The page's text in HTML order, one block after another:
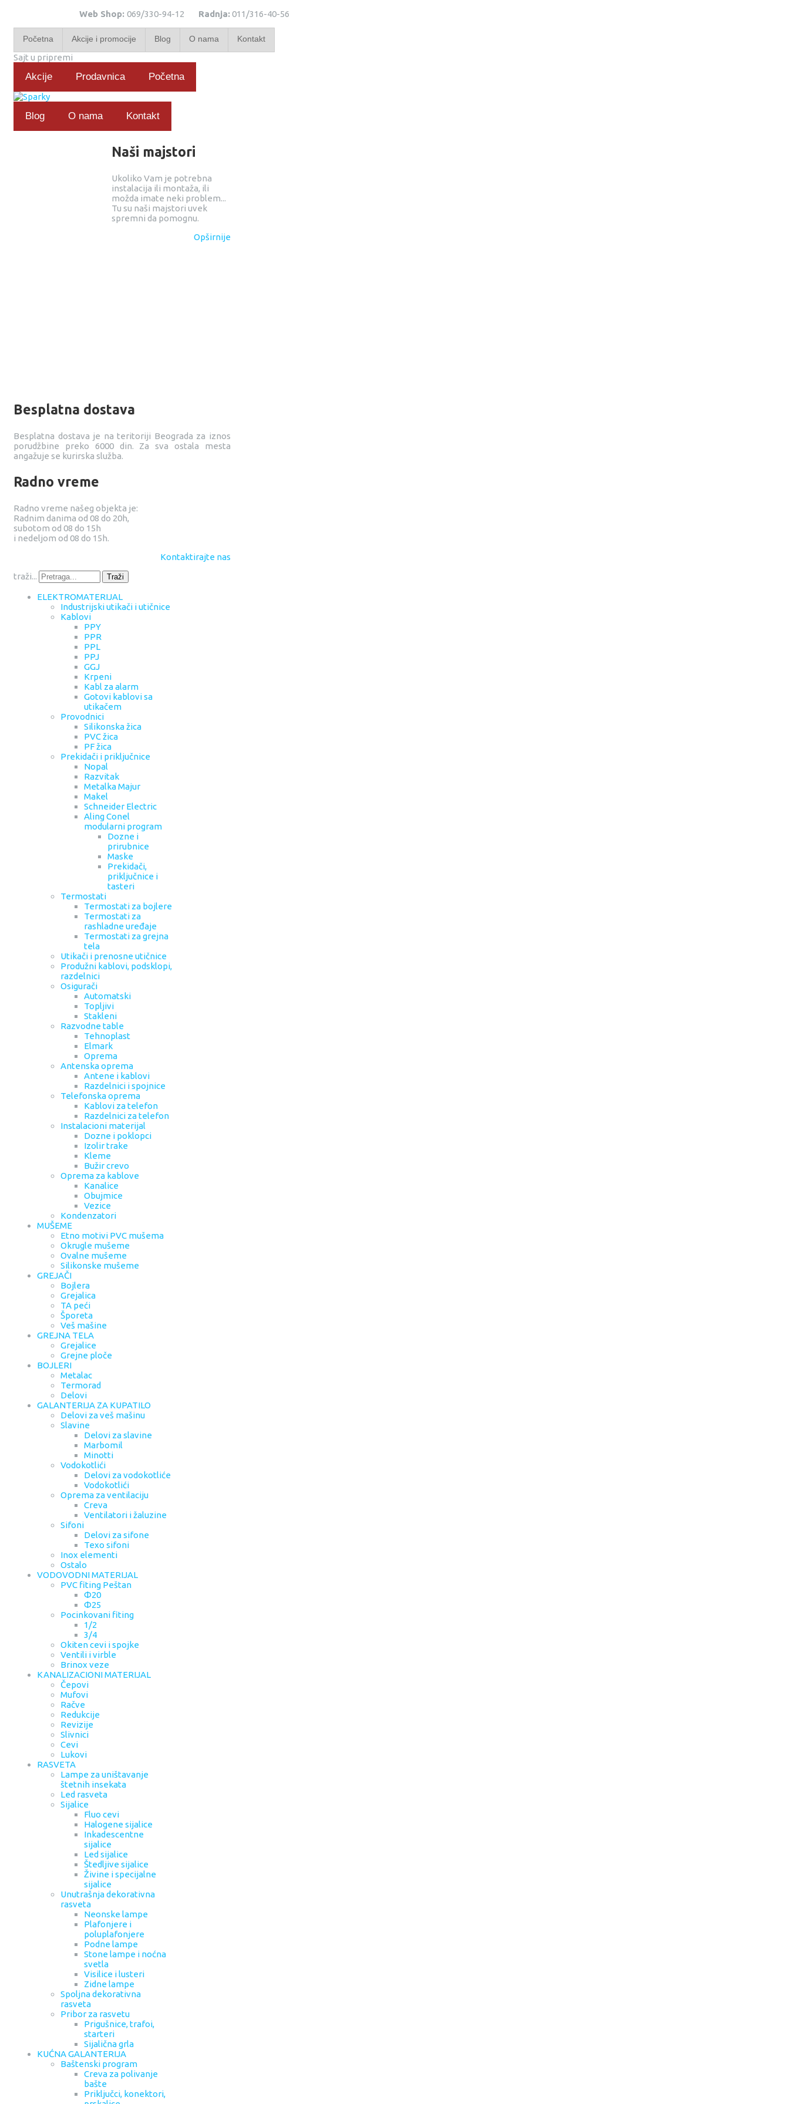
Web Shop: 069/330-94-12 Radnja:011/316-40-56
Početna Akcije i promocije Blog O nama Kontakt
Sajt u pripremi
Akcije Prodavnica Početna
Blog O nama Kontakt
Naši majstori
Ukoliko Vam je potrebna
instalacija ili montaža, ili
možda imate neki problem...
Tu su naši majstori uvek
spremni da pomognu.
Opširnije
Besplatna dostava
Besplatna dostava je na teritoriji Beograda za iznos
porudžbine preko 6000 din. Za sva ostala mesta
angažuje se kurirska služba.
Radno vreme
Radno vreme našeg objekta je:
Radnim danima od 08 do 20h,
subotom od 08 do 15h
i nedeljom od 08 do 15h.
Kontaktirajte nas
traži...
Traži
ELEKTROMATERIJAL
Industrijski utikači i utičnice
Kablovi
PPY
PPR
PPL
PPJ
GGJ
Krpeni
Kabl za alarm
Gotovi kablovi sa
utikačem
Provodnici
Silikonska žica
PVC žica
PF žica
Prekidači i priključnice
Nopal
Razvitak
Metalka Majur
Makel
Schneider Electric
Aling Conel
modularni program
Dozne i
prirubnice
Maske
Prekidači,
priključnice i
tasteri
Termostati
Termostati za bojlere
Termostati za
rashladne uređaje
Termostati za grejna
tela
Utikači i prenosne utičnice
Produžni kablovi, podsklopi,
razdelnici
Osigurači
Automatski
Topljivi
Stakleni
Razvodne table
Tehnoplast
Elmark
Oprema
Antenska oprema
Antene i kablovi
Razdelnici i spojnice
Telefonska oprema
Kablovi za telefon
Razdelnici za telefon
Instalacioni materijal
Dozne i poklopci
Izolir trake
Kleme
Bužir crevo
Oprema za kablove
Kanalice
Obujmice
Vezice
Kondenzatori
MUŠEME
Etno motivi PVC mušema
Okrugle mušeme
Ovalne mušeme
Silikonske mušeme
GREJAČI
Bojlera
Grejalica
TA peći
Šporeta
Veš mašine
GREJNA TELA
Grejalice
Grejne ploče
BOJLERI
Metalac
Termorad
Delovi
GALANTERIJA ZA KUPATILO
Delovi za veš mašinu
Slavine
Delovi za slavine
Marbomil
Minotti
Vodokotlići
Delovi za vodokotliće
Vodokotlići
Oprema za ventilaciju
Creva
Ventilatori i žaluzine
Sifoni
Delovi za sifone
Texo sifoni
Inox elementi
Ostalo
VODOVODNI MATERIJAL
PVC fiting Peštan
Φ20
Φ25
Pocinkovani fiting
1/2
3/4
Okiten cevi i spojke
Ventili i virble
Brinox veze
KANALIZACIONI MATERIJAL
Čepovi
Mufovi
Račve
Redukcije
Revizije
Slivnici
Cevi
Lukovi
RASVETA
Lampe za uništavanje
štetnih insekata
Led rasveta
Sijalice
Fluo cevi
Halogene sijalice
Inkadescentne
sijalice
Led sijalice
Štedljive sijalice
Živine i specijalne
sijalice
Unutrašnja dekorativna
rasveta
Neonske lampe
Plafonjere i
poluplafonjere
Podne lampe
Stone lampe i noćna
svetla
Visilice i lusteri
Zidne lampe
Spoljna dekorativna
rasveta
Pribor za rasvetu
Prigušnice, trafoi,
starteri
Sijalična grla
KUĆNA GALANTERIJA
Baštenski program
Creva za polivanje
bašte
Priključci, konektori,